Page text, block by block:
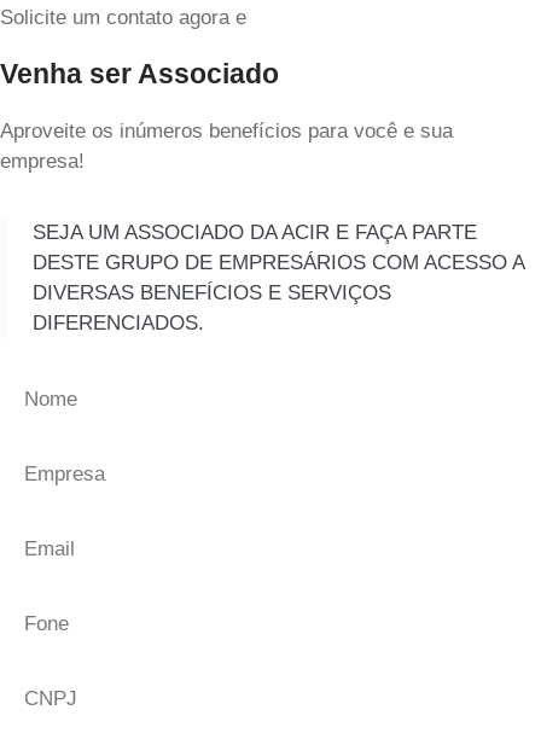
Solicite um contato agora e
Venha ser Associado
Aproveite os inúmeros benefícios para você e sua
empresa!
SEJA UM ASSOCIADO DA ACIR E FAÇA PARTE
DESTE GRUPO DE EMPRESÁRIOS COM ACESSO A
DIVERSAS BENEFÍCIOS E SERVIÇOS
DIFERENCIADOS.